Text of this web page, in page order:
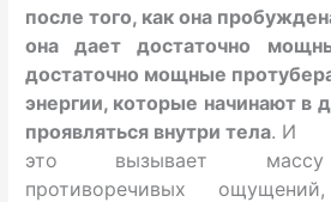
после того, как она
она дает достаточно
достаточно мощные
энергии, которые начинают в
проявляться внутри тела. И
это вызывает массу
противоречивых